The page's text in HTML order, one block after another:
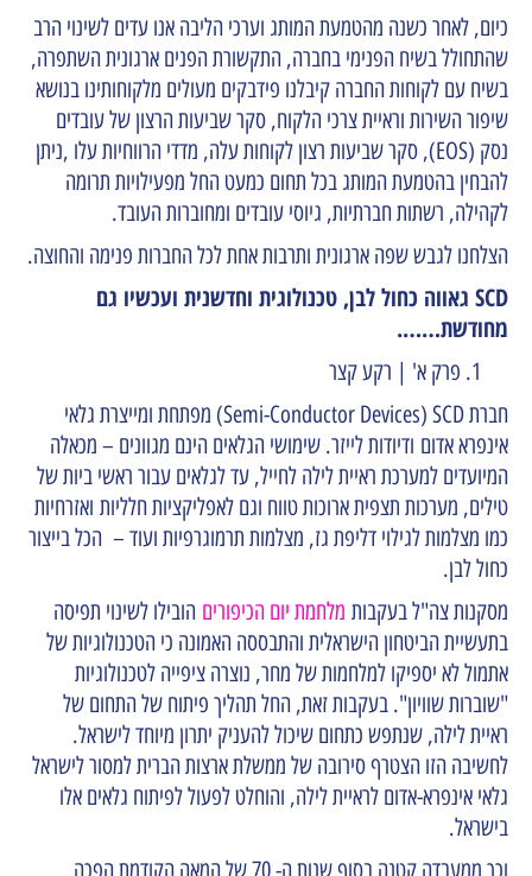
כיום, לאחר כשנה מהטמעת המותג וערכי הליבה אנו עדים לשינוי הרב
שהתחולל בשיח הפנימי בחברה, התקשורת הפנים ארגונית השתפרה,
בשיח עם לקוחות החברה קיבלנו פידבקים מעולים מלקוחותינו בנושא
שיפור השירות וראיית צרכי הלקוח, סקר שביעות הרצון של עובדים
נסק (EOS), סקר שביעות רצון לקוחות עלה, מדדי הרווחיות עלו ,ניתן
להבחין בהטמעת המותג בכל תחום כמעט החל מפעילויות תרומה
לקהילה, רשתות חברתיות, גיוסי עובדים ומחוברות העובד.
הצלחנו לגבש שפה ארגונית ותרבות אחת לכל החברות פנימה והחוצה.
SCD גאווה כחול לבן, טכנולוגית וחדשנית ועכשיו גם
מחודשת…….
פרק א' | רקע קצר
חברתSemi-Conductor Devices) SCD
) מפתחת ומייצרת גלאי
אינפרא אדום ודיודות לייזר. שימושי הגלאים הינם מגוונים – מכאלה
המיועדים למערכת ראיית לילה לחייל, עד לגלאים עבור ראשי ביות של
טילים, מערכות תצפית ארוכות טווח וגם לאפליקציות חלליות ואזרחיות
כמו מצלמות לגילוי דליפת גז, מצלמות תרמוגרפיות ועוד – הכל בייצור
כחול לבן.
מסקנות צה"ל בעקבות מלחמת יום הכיפורים הובילו לשינוי תפיסה
בתעשיית הביטחון הישראלית והתבססה האמונה כי הטכנולוגיות של
אתמול לא יספיקו למלחמות של מחר, נוצרה ציפייה לטכנולוגיות
"שוברות שוויון". בעקבות זאת, החל תהליך פיתוח של התחום של
ראיית לילה, שנתפש כתחום שיכול להעניק יתרון מיוחד לישראל.
לחשיבה הזו הצטרף סירובה של ממשלת ארצות הברית למסור לישראל
גלאי אינפרא-אדום לראיית לילה, והוחלט לפעול לפיתוח גלאים אלו
בישראל.
וכך ממעבדה קטנה בסוף שנות ה- 70 של המאה הקודמת הפכה